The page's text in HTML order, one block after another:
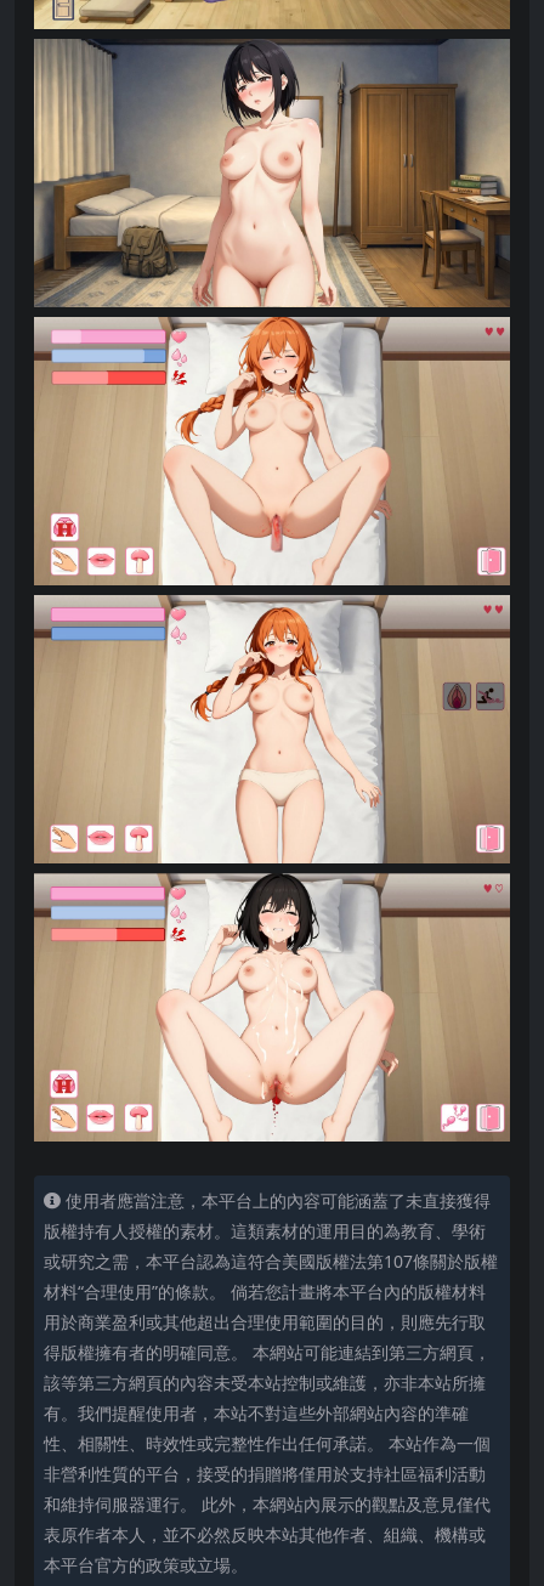
使用者應當注意，本平台上的內容可能涵蓋了未直接獲得
版權持有人授權的素材。這類素材的運用目的為教育、學術
或研究之需，本平台認為這符合美國版權法第107條關於版權
材料“合理使用”的條款。 倘若您計畫將本平台內的版權材料
用於商業盈利或其他超出合理使用範圍的目的，則應先行取
得版權擁有者的明確同意。 本網站可能連結到第三方網頁，
該等第三方網頁的內容未受本站控制或維護，亦非本站所擁
有。我們提醒使用者，本站不對這些外部網站內容的準確
性、相關性、時效性或完整性作出任何承諾。 本站作為一個
非營利性質的平台，接受的捐贈將僅用於支持社區福利活動
和維持伺服器運行。 此外，本網站內展示的觀點及意見僅代
表原作者本人，並不必然反映本站其他作者、組織、機構或
本平台官方的政策或立場。